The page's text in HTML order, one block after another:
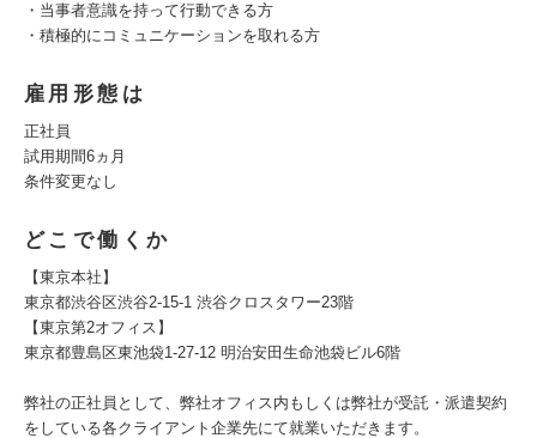
・当事者意識を持って行動できる方
・積極的にコミュニケーションを取れる方
雇用形態は
正社員
試用期間6ヵ月
条件変更なし
どこで働くか
【東京本社】
東京都渋谷区渋谷2-15-1 渋谷クロスタワー23階
【東京第2オフィス】
東京都豊島区東池袋1-27-12 明治安田生命池袋ビル6階
弊社の正社員として、弊社オフィス内もしくは弊社が受託・派遣契約
をしている各クライアント企業先にて就業いただきます。